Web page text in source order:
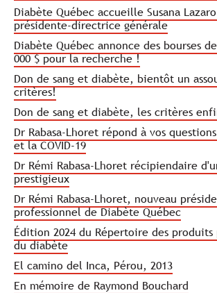
Diabète Québec accueille Susana
présidente-directrice générale
Diabète Québec annonce des bourses
000 $ pour la recherche !
Don de sang et diabète, bientôt un
critères!
Don de sang et diabète, les critères
Dr Rabasa-Lhoret répond à vos
et la COVID-19
Dr Rémi Rabasa-Lhoret récipiendaire
prestigieux
Dr Rémi Rabasa-Lhoret, nouveau
professionnel de Diabète Québec
Édition 2024 du Répertoire des
du diabète
El camino del Inca, Pérou, 2013
En mémoire de Raymond Bouchard